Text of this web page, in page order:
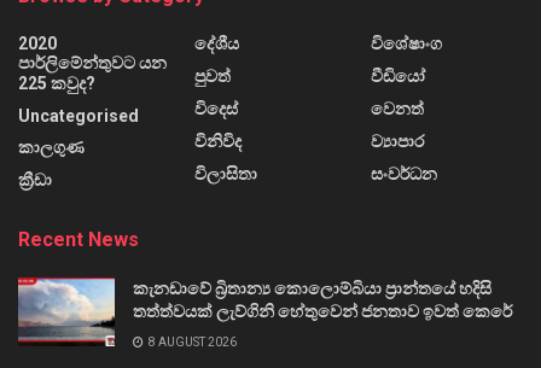
2020
පාර්ලිමේන්තුවට යන
225 කවුද?
Uncategorised
කාලගුණ
ක්‍රීඩා
දේශීය
පුවත්
විදෙස්
විනිවිද
විලාසිතා
විශේෂාංග
වීඩියෝ
වෙනත්
ව්‍යාපාර
සංවර්ධන
Recent News
කැනඩාවේ බ්‍රිතාන්‍ය කොලොම්බියා ප්‍රාන්තයේ හදිසි
තත්ත්වයක් ලැව්ගිනි හේතුවෙන් ජනතාව ඉවත් කෙරේ
8 AUGUST 2026